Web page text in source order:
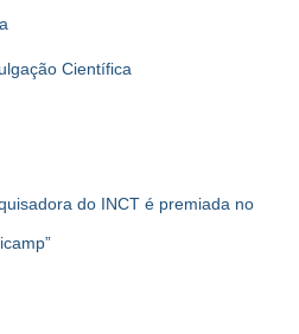
Científica
do INCT é premiada no